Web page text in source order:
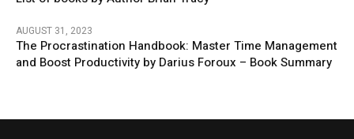
AUGUST 31, 2023
The Procrastination Handbook: Master Time Management
and Boost Productivity by Darius Foroux – Book Summary